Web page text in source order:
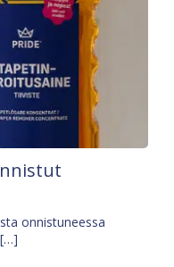
onnistuneessa